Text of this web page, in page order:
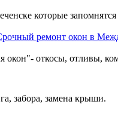
которые
ремонт окон в
окон"- откосы, отливы,
забора, замена крыши.